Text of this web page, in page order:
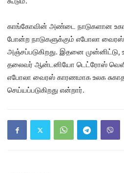
காங்கோவின் அண்டை நாடுகளான
போன்ற நாடுகளுக்கும் எபோலா வைரஸ்
அஞ்சப்படுகிறது. இதனை முன்னிட்டு,
தலைவர் ஆன்டனியோ டெட்ரோஸ்
எபோலா வைரஸ் காரணமாக உலக
செய்யப்படுகிறது என்றார்.